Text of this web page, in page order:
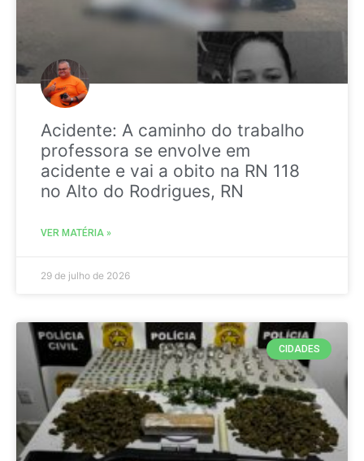
Acidente: A caminho do trabalho
professora se envolve em
acidente e vai a obito na RN 118
no Alto do Rodrigues, RN
VER MATÉRIA »
29 de julho de 2026
CIDADES